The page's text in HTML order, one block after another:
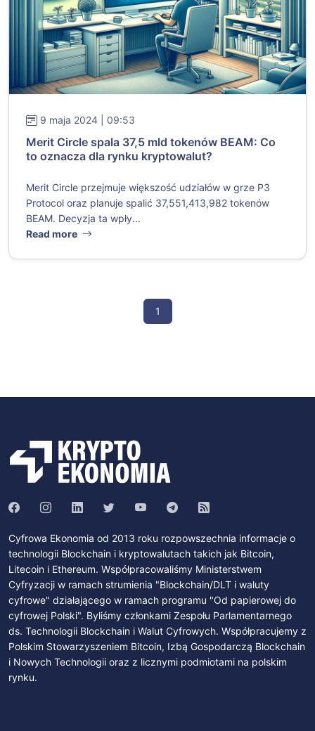
9 maja 2024 | 09:53
Merit Circle spala 37,5 mld tokenów BEAM: Co
to oznacza dla rynku kryptowalut?
Merit Circle przejmuje większość udziałów w grze P3
Protocol oraz planuje spalić 37,551,413,982 tokenów
BEAM. Decyzja ta wpły...
Read more
1
Cyfrowa Ekonomia od 2013 roku rozpowszechnia informacje o
technologii Blockchain i kryptowalutach takich jak Bitcoin,
Litecoin i Ethereum. Współpracowaliśmy Ministerstwem
Cyfryzacji w ramach strumienia "Blockchain/DLT i waluty
cyfrowe" działającego w ramach programu "Od papierowej do
cyfrowej Polski". Byliśmy członkami Zespołu Parlamentarnego
ds. Technologii Blockchain i Walut Cyfrowych. Współpracujemy z
Polskim Stowarzyszeniem Bitcoin, Izbą Gospodarczą Blockchain
i Nowych Technologii oraz z licznymi podmiotami na polskim
rynku.